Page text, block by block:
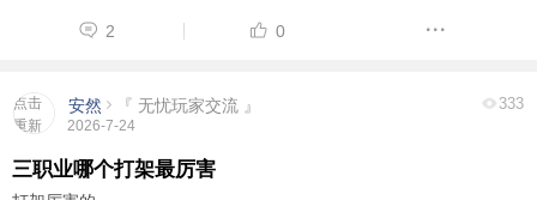
2 0
点击
重新
安然 『 无忧玩家交流 』
2026-7-24
333
三职业哪个打架最厉害